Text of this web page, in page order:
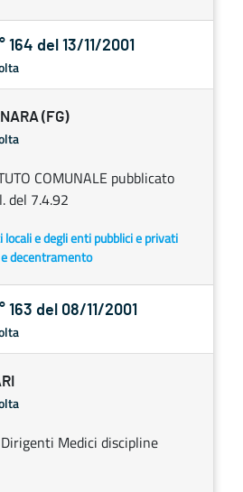
164 del 13/11/2001
(FG)
COMUNALE pubblicato
del 7.4.92
e degli enti pubblici e privati
decentramento
163 del 08/11/2001
Medici discipline